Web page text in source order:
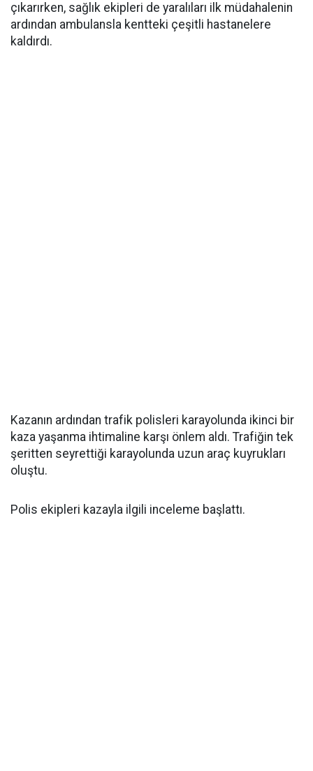
çıkarırken, sağlık ekipleri de yaralıları ilk müdahalenin
ardından ambulansla kentteki çeşitli hastanelere
kaldırdı.
Kazanın ardından trafik polisleri karayolunda ikinci bir
kaza yaşanma ihtimaline karşı önlem aldı. Trafiğin tek
şeritten seyrettiği karayolunda uzun araç kuyrukları
oluştu.
Polis ekipleri kazayla ilgili inceleme başlattı.